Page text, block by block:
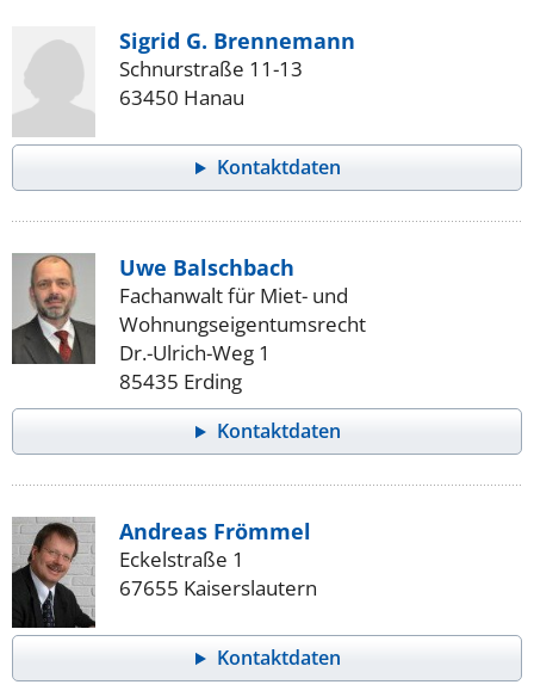
Sigrid G. Brennemann
Schnurstraße 11-13
63450 Hanau
Kontaktdaten
Uwe Balschbach
Fachanwalt für Miet- und
Wohnungseigentumsrecht
Dr.-Ulrich-Weg 1
85435 Erding
Kontaktdaten
Andreas Frömmel
Eckelstraße 1
67655 Kaiserslautern
Kontaktdaten